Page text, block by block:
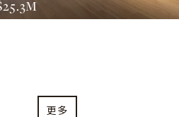
更多